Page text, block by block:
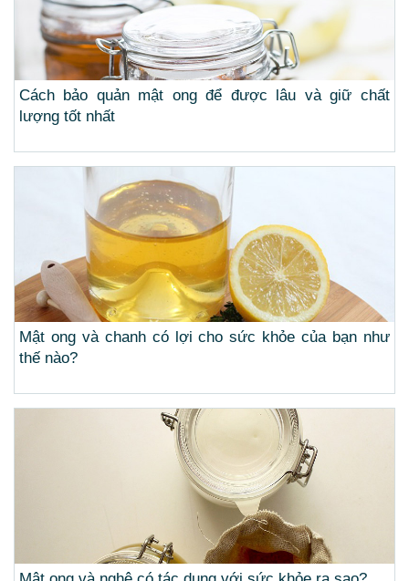
Cách bảo quản mật ong để được lâu và giữ chất
lượng tốt nhất
Mật ong và chanh có lợi cho sức khỏe của bạn như
thế nào?